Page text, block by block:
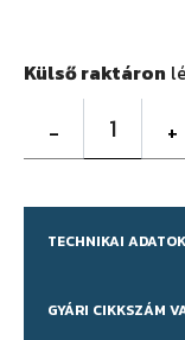
Külső raktáron
- 1 +
TECHNIKAI ADATOK
GYÁRI CIKKSZÁM